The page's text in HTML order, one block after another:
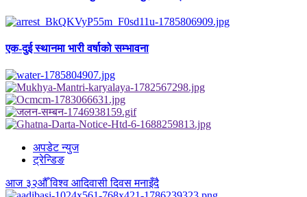
एक-दुई स्थानमा भारी वर्षाको सम्भावना
अपडेट न्युज
ट्रेन्डिङ
आज ३२औँ विश्व आदिवासी दिवस मनाइँदै